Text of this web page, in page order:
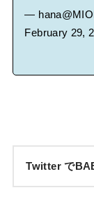
—
February 29,
Twitter で